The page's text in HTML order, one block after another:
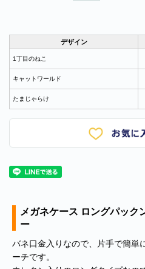
デザイン
1丁目のねこ
キャットワールド
たまじゃらけ
メガネケース ロングパック
ー
バネ口金入りなので、片手で簡単
ーチです。